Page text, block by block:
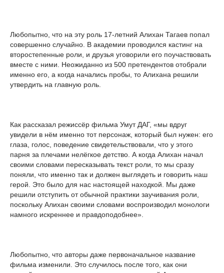
Любопытно, что на эту роль 17-летний Алихан Тагаев попал
совершенно случайно. В академии проводился кастинг на
второстепенные роли, и друзья уговорили его поучаствовать
вместе с ними. Неожиданно из 500 претендентов отобрали
именно его, а когда начались пробы, то Алихана решили
утвердить на главную роль.
Как рассказал режиссёр фильма Умут ДАГ, «мы вдруг
увидели в нём именно тот персонаж, который был нужен: его
глаза, голос, поведение свидетельствовали, что у этого
парня за плечами нелёгкое детство. А когда Алихан начал
своими словами пересказывать текст роли, то мы сразу
поняли, что именно так и должен выглядеть и говорить наш
герой. Это было для нас настоящей находкой. Мы даже
решили отступить от обычной практики заучивания роли,
поскольку Алихан своими словами воспроизводил монологи
намного искреннее и правдоподобнее».
Любопытно, что авторы даже первоначальное название
фильма изменили. Это случилось после того, как они